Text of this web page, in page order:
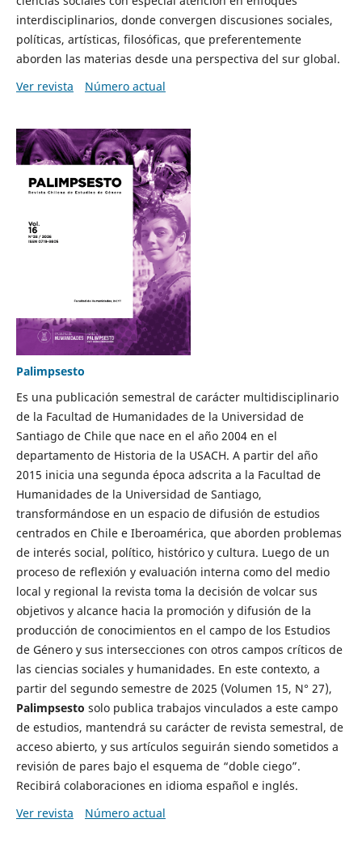
interdisciplinarios, donde convergen discusiones sociales,
políticas, artísticas, filosóficas, que preferentemente
aborden las materias desde una perspectiva del sur global.
Ver revista
Número actual
Palimpsesto
Es una publicación semestral de carácter multidisciplinario
de la Facultad de Humanidades de la Universidad de
Santiago de Chile que nace en el año 2004 en el
departamento de Historia de la USACH. A partir del año
2015 inicia una segunda época adscrita a la Facultad de
Humanidades de la Universidad de Santiago,
transformándose en un espacio de difusión de estudios
centrados en Chile e Iberoamérica, que aborden problemas
de interés social, político, histórico y cultura. Luego de un
proceso de reflexión y evaluación interna como del medio
local y regional la revista toma la decisión de volcar sus
objetivos y alcance hacia la promoción y difusión de la
producción de conocimientos en el campo de los Estudios
de Género y sus intersecciones con otros campos críticos de
las ciencias sociales y humanidades. En este contexto, a
partir del segundo semestre de 2025 (Volumen 15, N° 27),
Palimpsesto solo publica trabajos vinculados a este campo
de estudios, mantendrá su carácter de revista semestral, de
acceso abierto, y sus artículos seguirán siendo sometidos a
revisión de pares bajo el esquema de “doble ciego”.
Recibirá colaboraciones en idioma español e inglés.
Ver revista
Número actual